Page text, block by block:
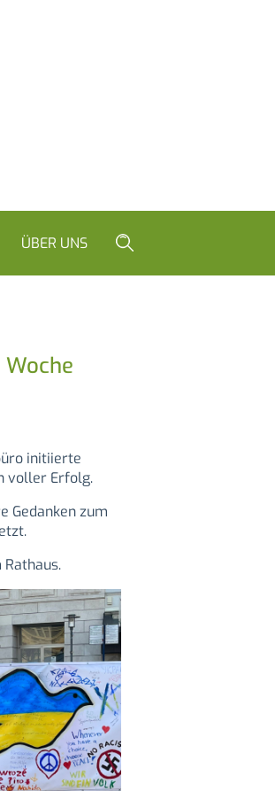
ÜBER UNS
initiierte
voller Erfolg.
Gedanken zum